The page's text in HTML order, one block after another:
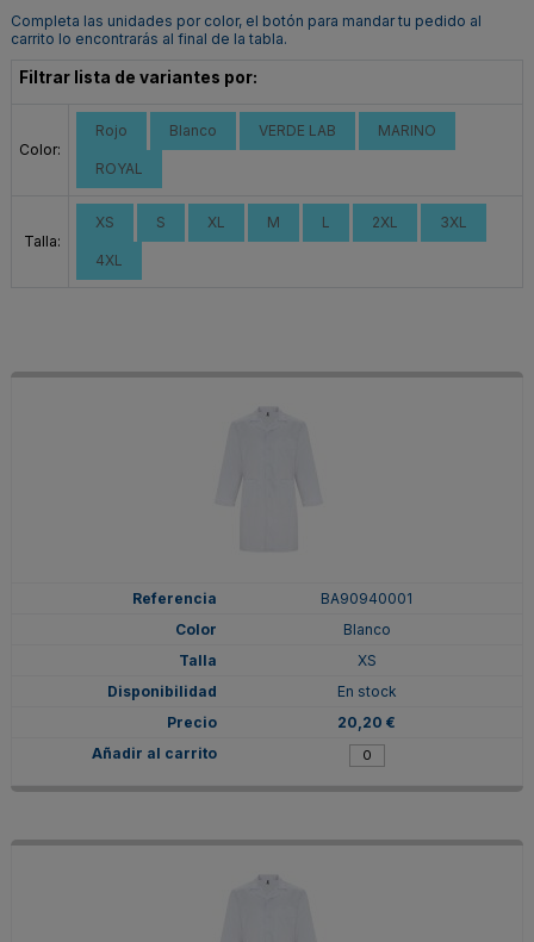
Completa las unidades por color, el botón para mandar tu pedido al
carrito lo encontrarás al final de la tabla.
Filtrar lista de variantes por:
Color:
Rojo Blanco VERDE LAB MARINO
ROYAL
Talla:
XS S XL M L 2XL 3XL
4XL
BA90940001
Blanco
XS
En stock
20,20 €